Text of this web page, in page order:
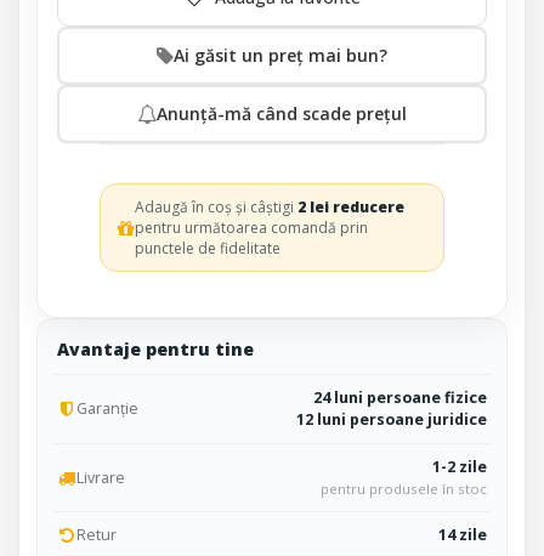
Avantaje pentru tine
Garanție
24 luni persoane fizice
12 luni persoane juridice
Livrare 1-2 zile
pentru produsele în stoc
Retur 14 zile
Ai găsit un preț mai bun?
Anunță-mă când scade prețul
Adaugă în coș și câștigi 2 lei reducere
pentru următoarea comandă prin
punctele de fidelitate